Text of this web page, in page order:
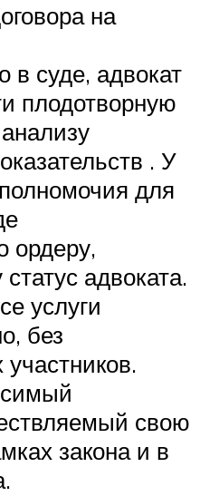
на
в суде, адвокат
плодотворную
. У
для
ордеру,
адвоката.
услуги
без
свою
закона и в